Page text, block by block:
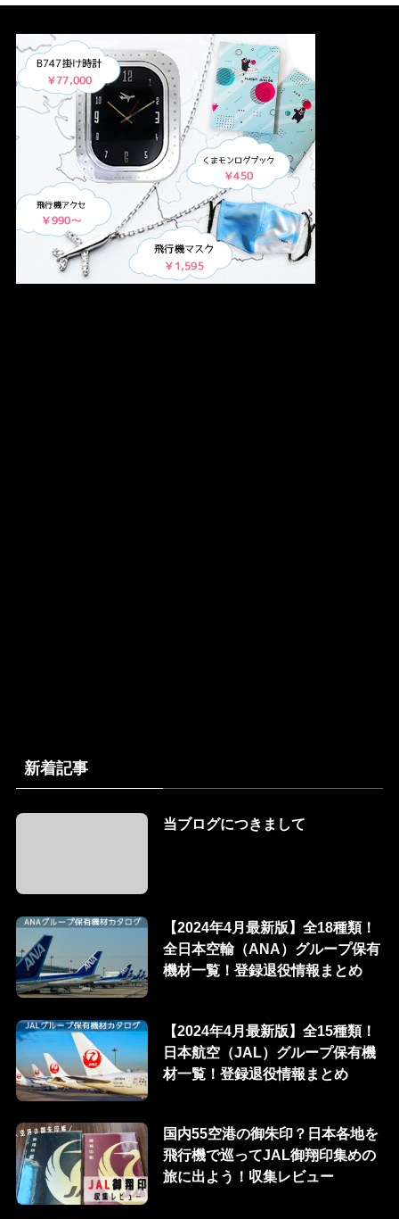
新着記事
当ブログにつきまして
【2024年4月最新版】全18種類！
全日本空輸（ANA）グループ保有
機材一覧！登録退役情報まとめ
【2024年4月最新版】全15種類！
日本航空（JAL）グループ保有機
材一覧！登録退役情報まとめ
国内55空港の御朱印？日本各地を
飛行機で巡ってJAL御翔印集めの
旅に出よう！収集レビュー